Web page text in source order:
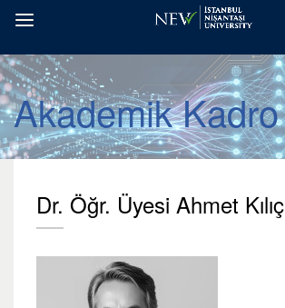
Akademik Kadro
Dr. Öğr. Üyesi Ahmet Kılıç